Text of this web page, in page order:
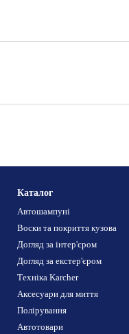
Каталог
Автошампуні
Воски та покриття кузова
Догляд за інтер'єром
Догляд за екстер'єром
Техніка Karcher
Аксесуари для миття
Полірування
Автотовари